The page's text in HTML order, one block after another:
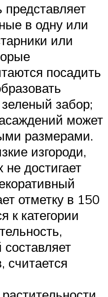
представляет
в одну или
или
посадить
забор;
может
размерами.
изгороди,
не достигает
отметку в 150
к категории
составляет
считается